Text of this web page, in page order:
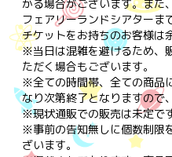
かる場合がございます。また
フェアリーランドシアターま
チケットをお持ちのお客様は
※当日は混雑を避けるため、
ただく場合もございます。
※全ての時間帯、全ての商品
なり次第終了となりますので
※現状通販での販売は未定です
※事前の告知無しに個数制限
ざいます。